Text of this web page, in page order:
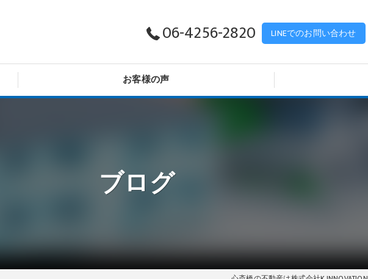
06-4256-2820 LINEでのお問い合わせ
お客様の声
ブログ